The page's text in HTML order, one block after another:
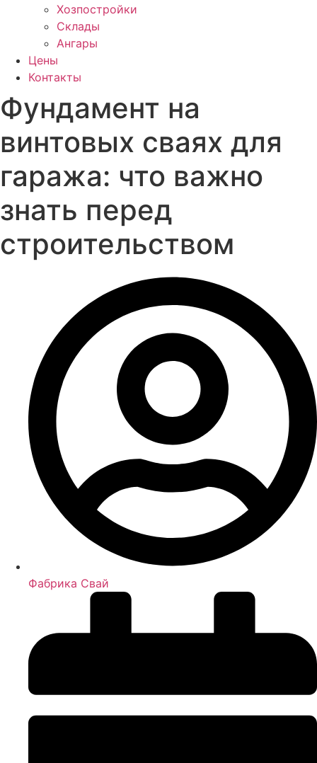
Хозпостройки
Склады
Ангары
Цены
Контакты
Фундамент на
винтовых сваях для
гаража: что важно
знать перед
строительством
Фабрика Свай